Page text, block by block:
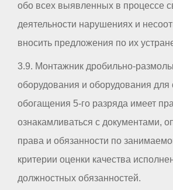
обо всех выявленных в процессе
деятельности нарушениях и
вносить предложения по их
3.9. Монтажник дробильно-
оборудования и оборудования для
обогащения 5-го разряда имеет
ознакамливаться с документами,
права и обязанности по
критерии оценки качества
должностных обязанностей.